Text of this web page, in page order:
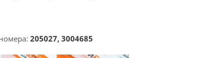
205027, 3004685